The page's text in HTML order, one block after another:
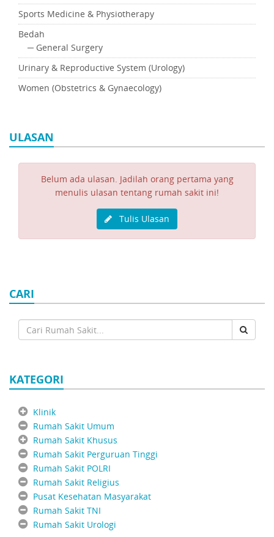
Sports Medicine & Physiotherapy
Bedah
─ General Surgery
Urinary & Reproductive System (Urology)
Women (Obstetrics & Gynaecology)
ULASAN
Belum ada ulasan. Jadilah orang pertama yang
menulis ulasan tentang rumah sakit ini!
Tulis Ulasan
CARI
KATEGORI
Klinik
Rumah Sakit Umum
Rumah Sakit Khusus
Rumah Sakit Perguruan Tinggi
Rumah Sakit POLRI
Rumah Sakit Religius
Pusat Kesehatan Masyarakat
Rumah Sakit TNI
Rumah Sakit Urologi